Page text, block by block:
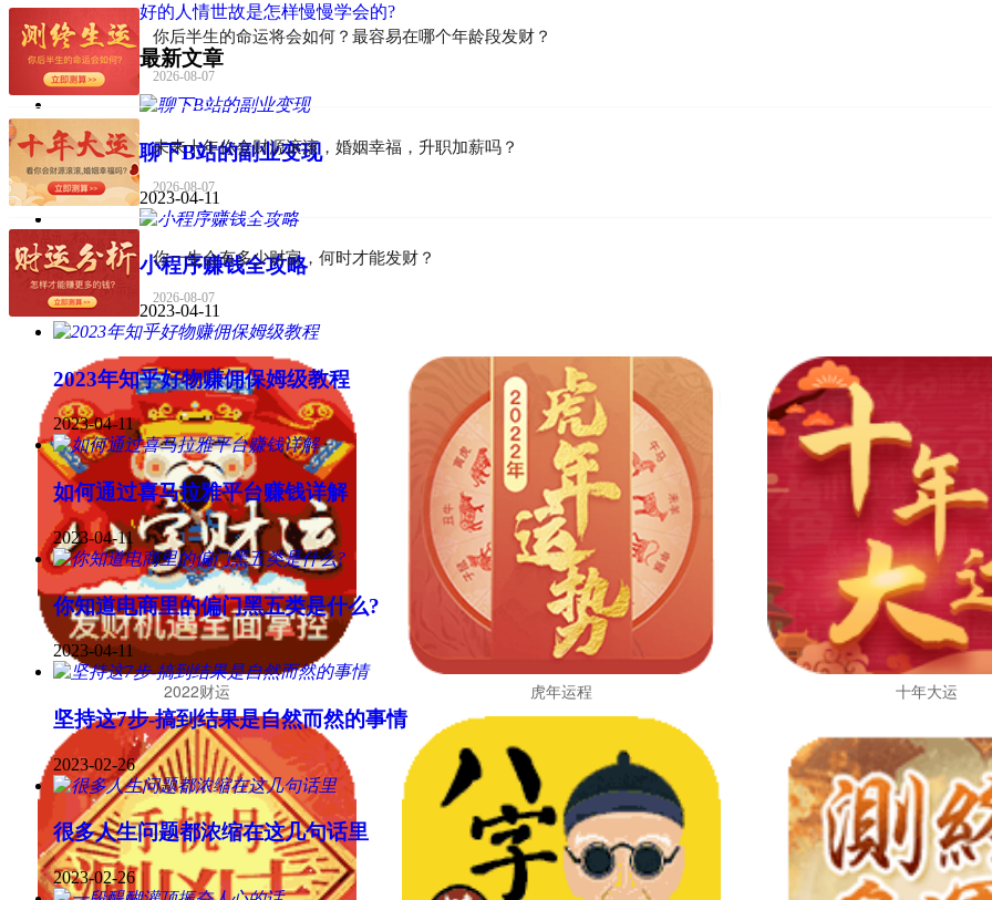
你后半生的命运将会如何？最容易在哪个年龄段发财？
2026-08-07
未来十年你会财源滚滚，婚姻幸福，升职加薪吗？
2026-08-07
你一生会有多少财富，何时才能发财？
2026-08-07
2022财运 虎年运程 十年大运
好的人情世故是怎样慢慢学会的?
最新文章
聊下B站的副业变现
2023-04-11
小程序赚钱全攻略
2023-04-11
2023年知乎好物赚佣保姆级教程
2023-04-11
如何通过喜马拉雅平台赚钱详解
2023-04-11
你知道电商里的偏门黑五类是什么?
2023-04-11
坚持这7步-搞到结果是自然而然的事情
2023-02-26
很多人生问题都浓缩在这几句话里
2023-02-26